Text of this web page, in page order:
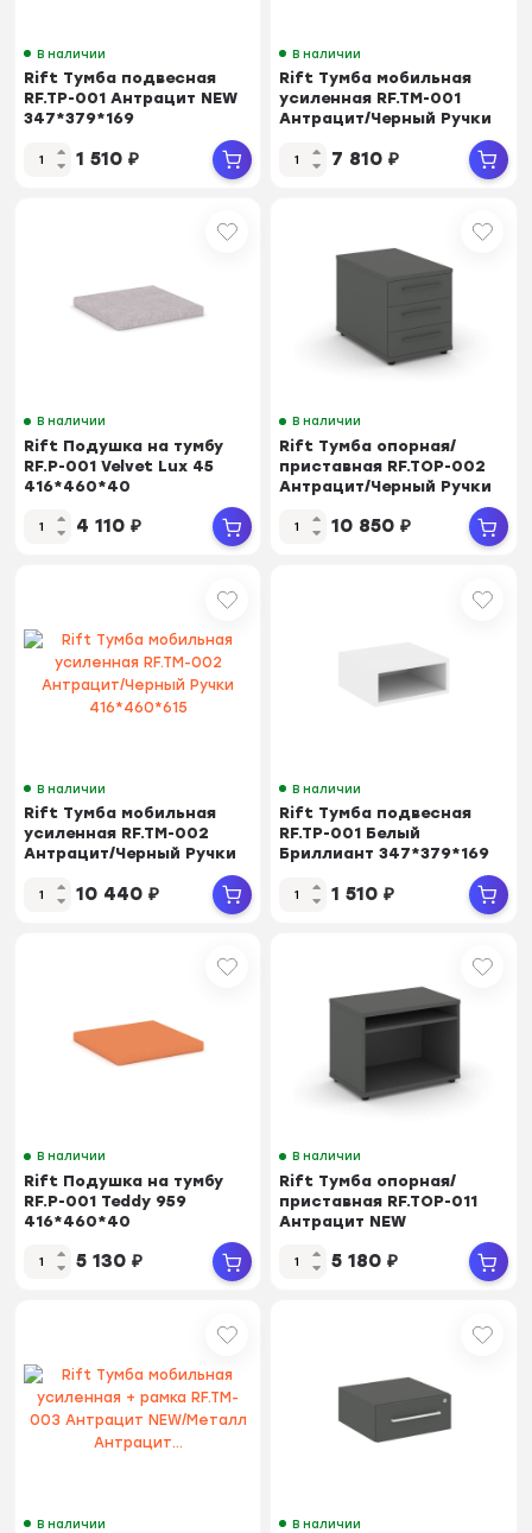
В наличии
Rift Тумба подвесная
RF.TP-001 Антрацит NEW
347*379*169
1 510 ₽
В наличии
Rift Тумба мобильная
усиленная RF.TM-001
Антрацит/Черный Ручки
7 810 ₽
В наличии
Rift Подушка на тумбу
RF.P-001 Velvet Lux 45
416*460*40
4 110 ₽
В наличии
Rift Тумба опорная/
приставная RF.TOP-002
Антрацит/Черный Ручки
10 850 ₽
В наличии
Rift Тумба мобильная
усиленная RF.TM-002
Антрацит/Черный Ручки
10 440 ₽
В наличии
Rift Тумба подвесная
RF.TP-001 Белый
Бриллиант 347*379*169
1 510 ₽
В наличии
Rift Подушка на тумбу
RF.P-001 Teddy 959
416*460*40
5 130 ₽
В наличии
Rift Тумба опорная/
приставная RF.TOP-011
Антрацит NEW
5 180 ₽
В наличии В наличии